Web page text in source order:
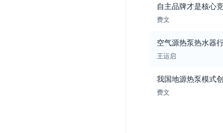
自主品牌才是核心
费文
空气源热泵热水器
王运启
我国地源热泵模式
费文